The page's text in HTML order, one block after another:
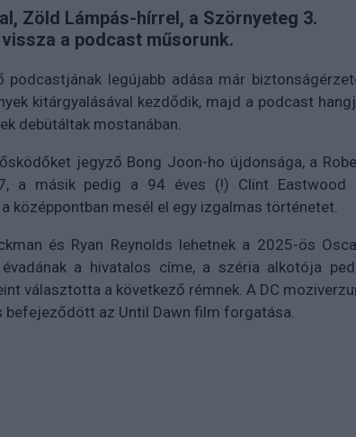
Zöld Lámpás-hírrel, a Szörnyeteg 3.
a podcast műsorunk.
legújabb adása már
kitárgyalásával kezdődik, majd a podcast
debütáltak mostanában.
jegyző Bong Joon-ho újdonsága, a
a másik pedig a 94 éves (!) Clint Eastwood
középpontban mesél el egy izgalmas történetet.
és Ryan Reynolds lehetnek a 2025-ös
a hivatalos címe, a széria alkotója
választotta a következő rémnek. A DC
befejeződött az Until Dawn film forgatása.